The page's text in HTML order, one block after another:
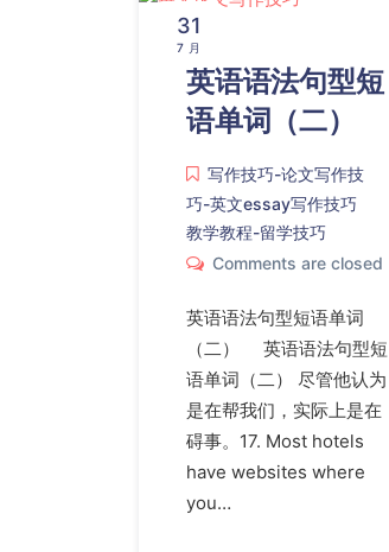
31
7 月
英语语法句型短
语单词（二）
写作技巧-论文写作技
巧-英文essay写作技巧
教学教程-留学技巧
Comments are closed
英语语法句型短语单词
（二） 英语语法句型短
语单词（二） 尽管他认为
是在帮我们，实际上是在
碍事。17. Most hotels
have websites where
you…